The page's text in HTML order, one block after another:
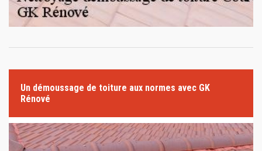
Un démoussage de toiture aux normes avec GK
Rénové